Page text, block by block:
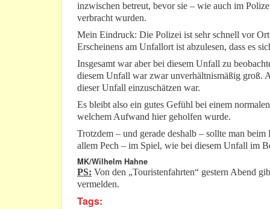
inzwischen betreut, bevor sie – wie auch im
verbracht wurden.
Mein Eindruck: Die Polizei ist sehr schnell vor
Erscheinens am Unfallort ist abzulesen, dass es
Insgesamt war aber bei diesem Unfall zu
diesem Unfall war zwar unverhältnismäßig groß.
dieser Unfall einzuschätzen war.
Es bleibt also ein gutes Gefühl bei einem
welchem Aufwand hier geholfen wurde.
Trotzdem – und gerade deshalb – sollte man
allem Pech – im Spiel, wie bei diesem Unfall im
MK/Wilhelm Hahne
PS: Von den „Touristenfahrten“ gestern Abend
vermelden.
Tags: